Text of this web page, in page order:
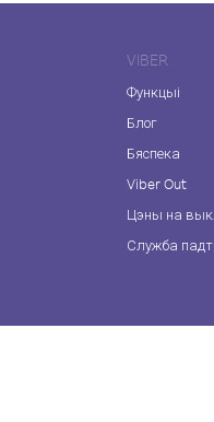
VIBER
Функцыі
Блог
Бяспека
Viber Out
Цэны на
Служба